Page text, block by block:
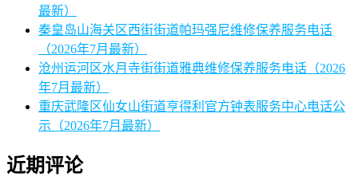
最新）
秦皇岛山海关区西街街道帕玛强尼维修保养服务电话
（2026年7月最新）
沧州运河区水月寺街街道雅典维修保养服务电话（2026
年7月最新）
重庆武隆区仙女山街道亨得利官方钟表服务中心电话公
示（2026年7月最新）
近期评论